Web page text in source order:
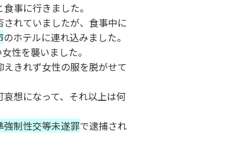
事に行きました。
れていましたが、食事中に
のホテルに連れ込みました。
性を襲いました。
きれず女性の服を脱がせて
想になって、それ以上は何
強制性交等未遂罪で逮捕され